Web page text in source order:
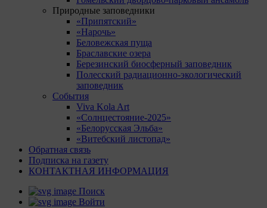
Природные заповедники
«Припятский»
«Нарочь»
Беловежская пуща
Браславские озера
Березинский биосферный заповедник
Полесский радиационно-экологический
заповедник
События
Viva Kola Art
«Солнцестояние-2025»
«Белорусская Эльба»
«Витебский листопад»
Обратная связь
Подписка на газету
КОНТАКТНАЯ ИНФОРМАЦИЯ
Поиск
Войти